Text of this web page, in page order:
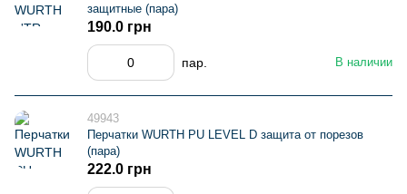
защитные (пара)
В наличии
190.0 грн
пар.
49943
Перчатки WURTH PU LEVEL D защита от порезов
(пара)
222.0 грн